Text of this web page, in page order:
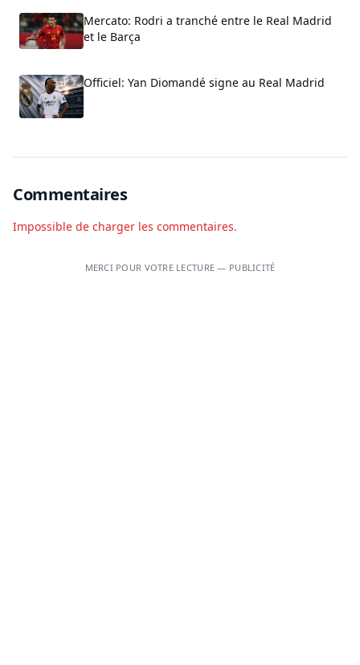
Mercato: Rodri a tranché entre le Real Madrid
et le Barça
Officiel: Yan Diomandé signe au Real Madrid
Commentaires
Impossible de charger les commentaires.
MERCI POUR VOTRE LECTURE — PUBLICITÉ